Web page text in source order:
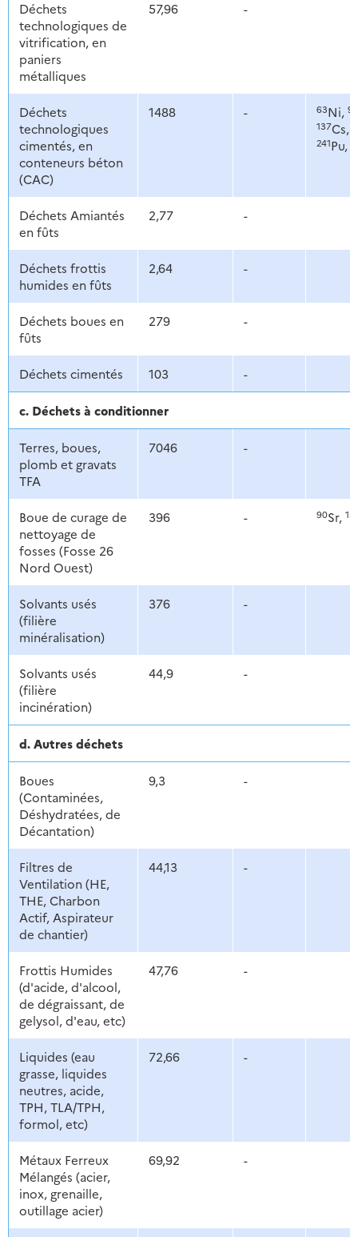
Déchets
technologiques de
vitrification, en
paniers
métalliques
57,96 -
Déchets
technologiques
cimentés, en
conteneurs béton
(CAC)
1488 - 63Ni, 90
137Cs,
241Pu,
Déchets Amiantés
en fûts
2,77 -
Déchets frottis
humides en fûts
2,64 -
Déchets boues en
fûts
279 -
Déchets cimentés 103 -
c. Déchets à conditionner
Terres, boues,
plomb et gravats
TFA
7046 -
Boue de curage de
nettoyage de
fosses (Fosse 26
Nord Ouest)
396 - 90Sr,
Solvants usés
(filière
minéralisation)
376 -
Solvants usés
(filière
incinération)
44,9 -
d. Autres déchets
Boues
(Contaminées,
Déshydratées, de
Décantation)
9,3 -
Filtres de
Ventilation (HE,
THE, Charbon
Actif, Aspirateur
de chantier)
44,13 -
Frottis Humides
(d'acide, d'alcool,
de dégraissant, de
gelysol, d'eau, etc)
47,76 -
Liquides (eau
grasse, liquides
neutres, acide,
TPH, TLA/TPH,
formol, etc)
72,66 -
Métaux Ferreux
Mélangés (acier,
inox, grenaille,
outillage acier)
69,92 -